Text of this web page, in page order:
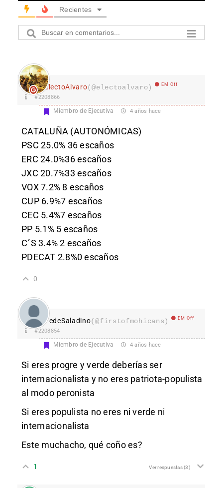
Recientes
electoAlvaro(@electoalvaro) EM Off
#2208866
Miembro de Ejecutiva 4 años hace
CATALUÑA (AUTONÓMICAS)
PSC 25.0% 36 escaños
ERC 24.0%36 escaños
JXC 20.7%33 escaños
VOX 7.2% 8 escaños
CUP 6.9%7 escaños
CEC 5.4%7 escaños
PP 5.1% 5 escaños
C´S 3.4% 2 escaños
PDECAT 2.8%0 escaños
0
FedeSaladino(@firstofmohicans) EM Off
#2208854
Miembro de Ejecutiva 4 años hace
Si eres progre y verde deberías ser
internacionalista y no eres patriota-populista
al modo peronista
Si eres populista no eres ni verde ni
internacionalista
Este muchacho, qué coño es?
1 Ver respuestas(3)